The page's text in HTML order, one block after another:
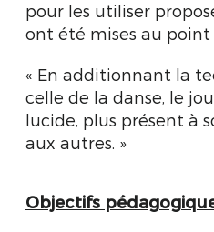
pour les utiliser
ont été mises au point
« En additionnant la
celle de la danse, le
lucide, plus présent à
aux autres. »
Objectifs